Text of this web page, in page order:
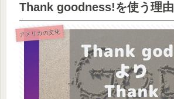
Thank goodness!を使う理由
アメリカの文化